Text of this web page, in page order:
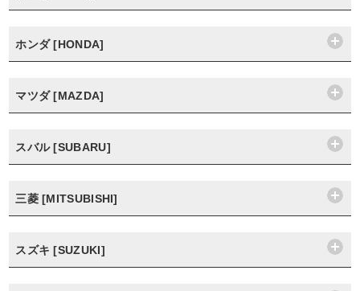
ホンダ [HONDA]
マツダ [MAZDA]
スバル [SUBARU]
三菱 [MITSUBISHI]
スズキ [SUZUKI]